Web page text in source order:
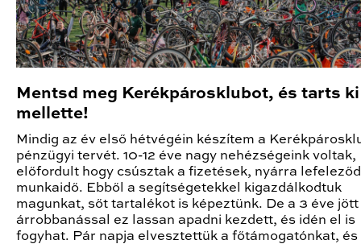
Mentsd meg Kerékpárosklubot, és tarts ki
mellette!
Mindig az év első hétvégéin készítem a
pénzügyi tervét. 10-12 éve nagy nehézségeink voltak,
előfordult hogy csúsztak a fizetések, nyárra
munkaidő. Ebből a segítségetekkel kigazdálkodtuk
magunkat, sőt tartalékot is képeztünk. De a 3 éve jött
árrobbanással ez lassan apadni kezdett, és idén el is
fogyhat. Pár napja elvesztettük a főtámogatónkat, és